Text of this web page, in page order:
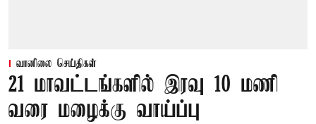
வானிலை செய்திகள்
21 மாவட்டங்களில் இரவு 10 மணி
வரை மழைக்கு வாய்ப்பு